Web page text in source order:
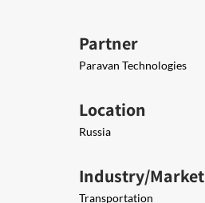
Partner
Paravan Technologies
Location
Russia
Industry/Market
Transportation